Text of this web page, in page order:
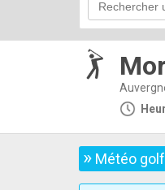
» Météo